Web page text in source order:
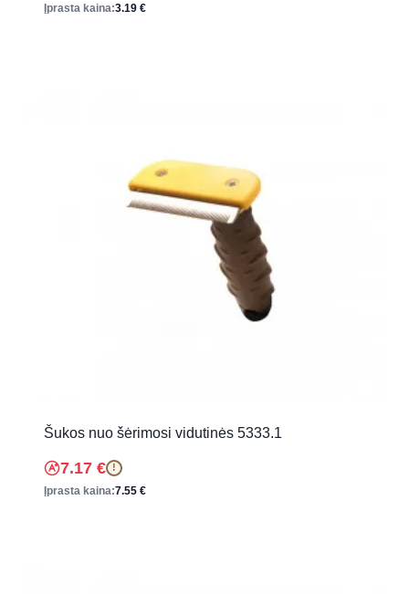
Įprasta kaina:3.19 €
Šukos nuo šėrimosi vidutinės 5333.1
7.17 € !
Įprasta kaina:7.55 €